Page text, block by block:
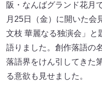
阪・なんばグランド花月
月25日（金）に開いた会
文枝 華麗なる独演会」と
語りました。創作落語の
落語界をけん引してきた
る意欲も見せました。